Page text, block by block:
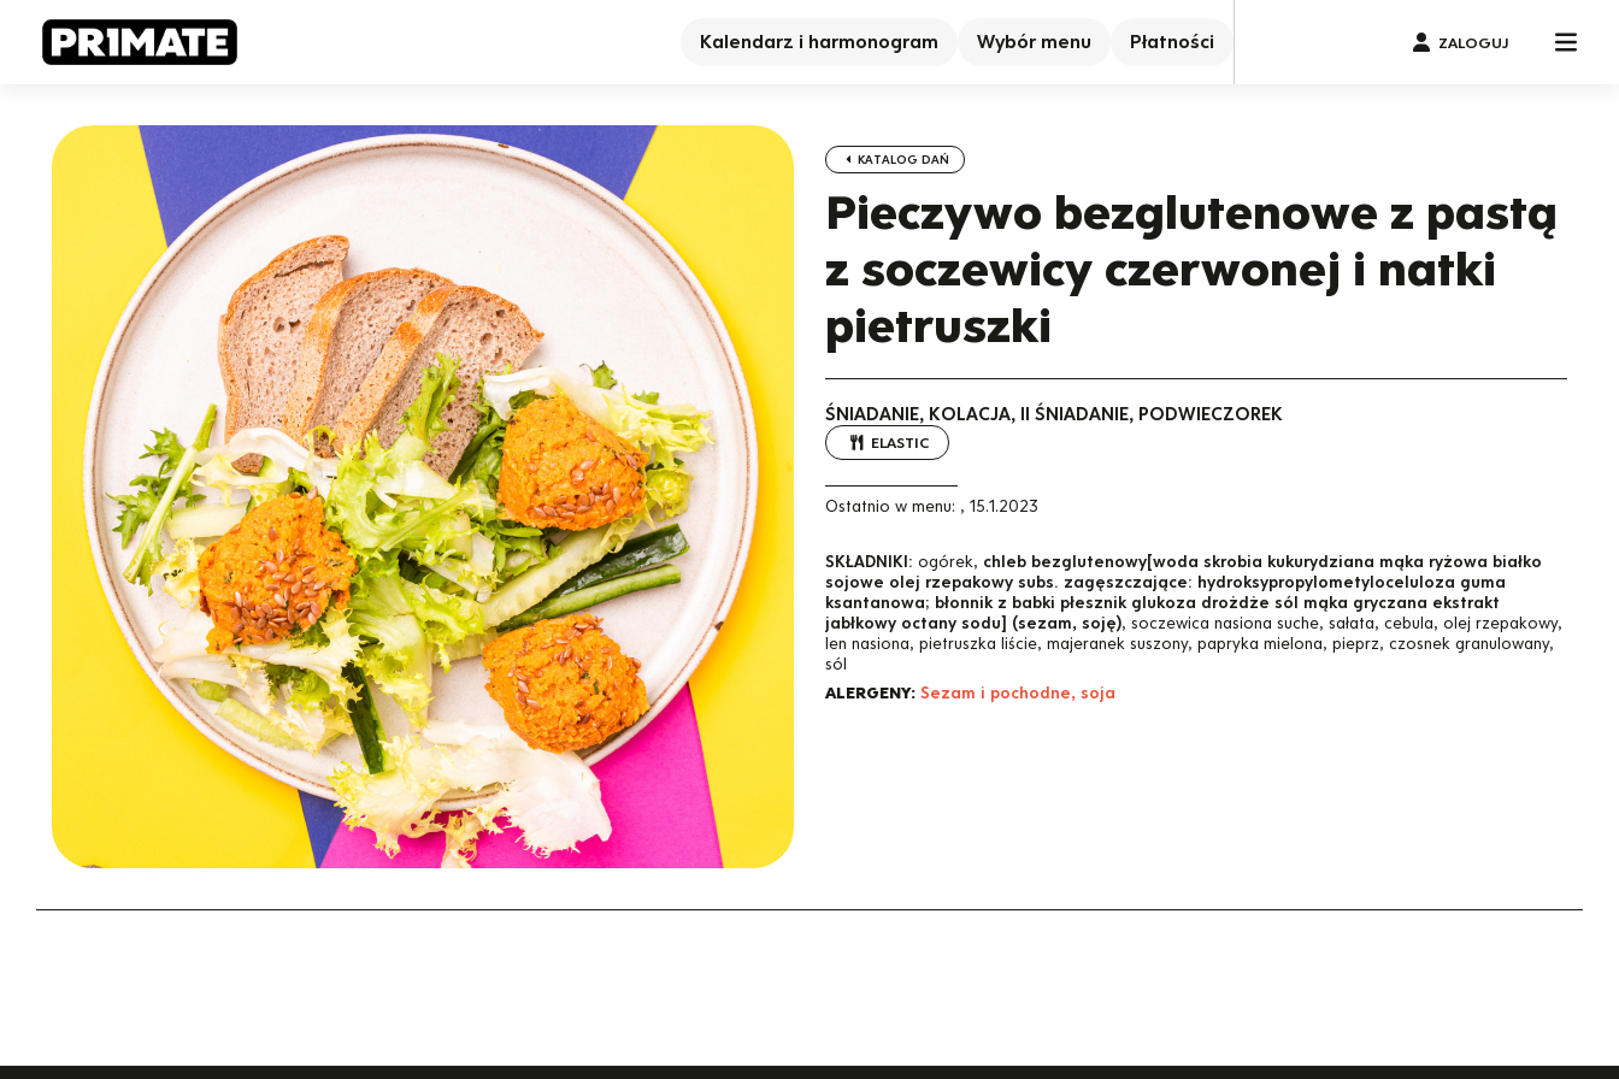
Kalendarz i harmonogram Wybór menu Płatności ZALOGUJ
KATALOG DAŃ
Pieczywo bezglutenowe z pastą
z soczewicy czerwonej i natki
pietruszki
ŚNIADANIE, KOLACJA, II ŚNIADANIE, PODWIECZOREK
ELASTIC
Ostatnio w menu: , 15.1.2023
SKŁADNIKI: ogórek, chleb bezglutenowy[woda skrobia kukurydziana mąka ryżowa białko
sojowe olej rzepakowy subs. zagęszczające: hydroksypropylometyloceluloza guma
ksantanowa; błonnik z babki płesznik glukoza drożdże sól mąka gryczana ekstrakt
jabłkowy octany sodu] (sezam, soję), soczewica nasiona suche, sałata, cebula, olej rzepakowy,
len nasiona, pietruszka liście, majeranek suszony, papryka mielona, pieprz, czosnek granulowany,
sól
ALERGENY: Sezam i pochodne, soja